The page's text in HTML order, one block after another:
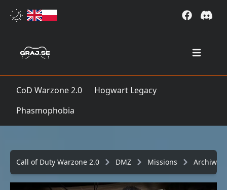
Open
CoD Warzone 2.0
Hogwart Legacy
Phasmophobia
Call of Duty Warzone 2.0 DMZ Missions